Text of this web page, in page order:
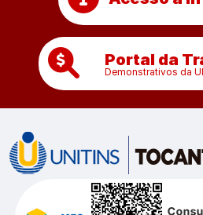
Portal da
Demonstrativos da